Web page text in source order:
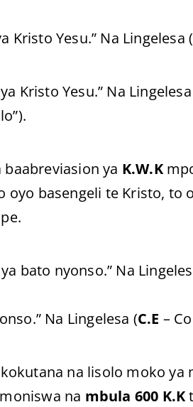
Kristo Yesu.” Na Lingelesa (
Kristo Yesu.” Na
ya K.W.K
oyo basengeli te Kristo, to
bato nyonso.” Na
Na Lingelesa (C.E –
na lisolo moko ya
na mbula 600 K.K